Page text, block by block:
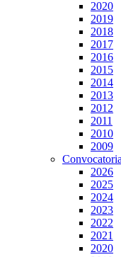
2020
2019
2018
2017
2016
2015
2014
2013
2012
2011
2010
2009
2026
2025
2024
2023
2022
2021
2020